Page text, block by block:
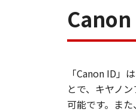
「Canon ID」
とで、キヤノ
可能です。ま